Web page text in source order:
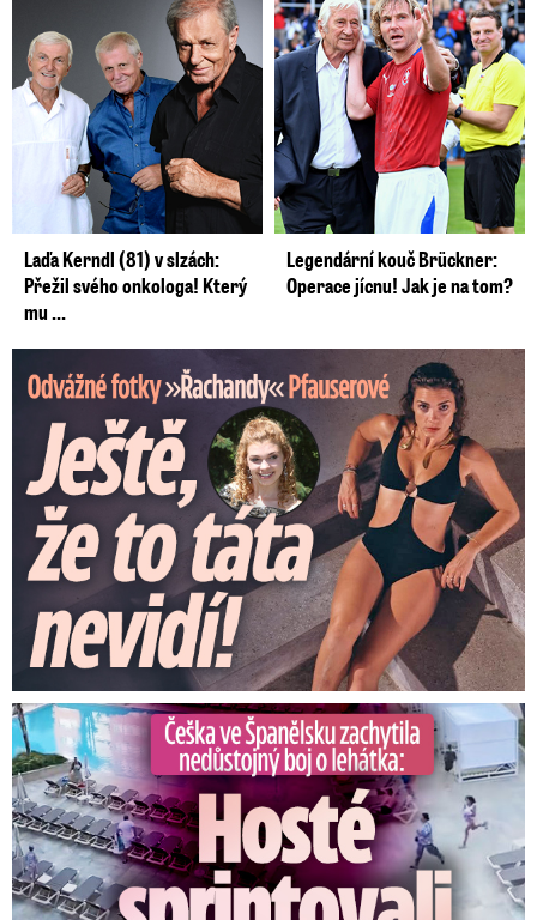
Laďa Kerndl (81) v slzách:
Přežil svého onkologa! Který
mu ...
Legendární kouč Brückner:
Operace jícnu! Jak je na tom?
Odvážné fotky Denisy Pfauserové: Ještě, že to táta nevidí
Češka ve Španělsku natočila nedůstojný boj o lehátka